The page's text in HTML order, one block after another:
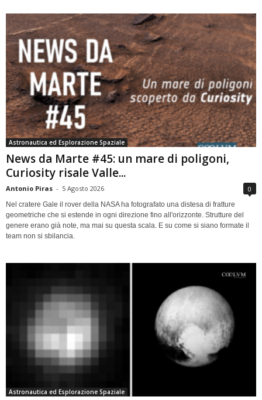
Astronautica ed Esplorazione Spaziale
News da Marte #45: un mare di poligoni,
Curiosity risale Valle...
Antonio Piras - 5 Agosto 2026 0
Nel cratere Gale il rover della NASA ha fotografato una distesa di fratture
geometriche che si estende in ogni direzione fino all'orizzonte. Strutture del
genere erano già note, ma mai su questa scala. E su come si siano formate il
team non si sbilancia.
Astronautica ed Esplorazione Spaziale